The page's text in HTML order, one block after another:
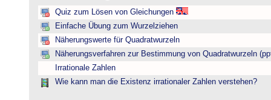
Quiz zum Lösen von Gleichungen
Einfache Übung zum Wurzelziehen
Näherungswerte für Quadratwurzeln
Näherungsverfahren zur Bestimmung von Quadratwurzeln
Irrationale Zahlen
Wie kann man die Existenz irrationaler Zahlen verstehen?